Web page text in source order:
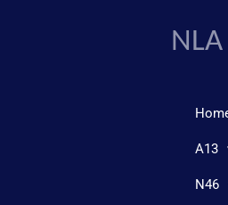
A13
N46